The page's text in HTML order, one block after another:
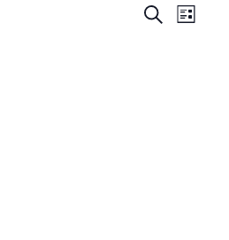
Pesquisar
Lista